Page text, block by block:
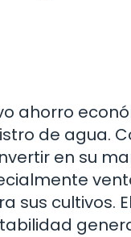
ahorro
de agua.
en su
sus cultivos.